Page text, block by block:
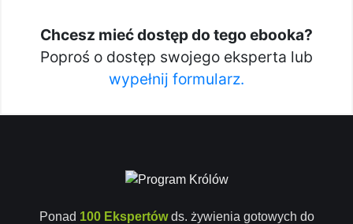
Chcesz mieć dostęp do tego ebooka?
Poproś o dostęp swojego eksperta lub
wypełnij formularz.
Ponad 100 Ekspertówds. żywienia gotowych do